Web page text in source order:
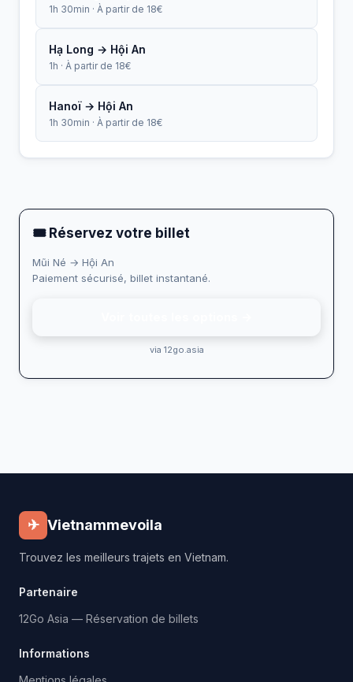
1h 30min · À partir de 18€
Hạ Long → Hội An
1h · À partir de 18€
Hanoï → Hội An
1h 30min · À partir de 18€
🎟 Réservez votre billet
Mũi Né → Hội An
Paiement sécurisé, billet instantané.
via 12go.asia
✈ Vietnammevoila
Trouvez les meilleurs trajets en Vietnam.
Partenaire
12Go Asia — Réservation de billets
Informations